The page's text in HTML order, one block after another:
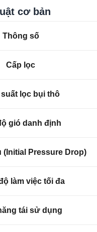
cơ bản
Thông số
Cấp lọc
suất lọc bụi thô
gió danh định
(Initial Pressure Drop)
làm việc tối đa
tái sử dụng